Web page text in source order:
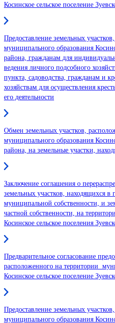
Косинское сельское поселение
Предоставление земельных
муниципального образования
района, гражданам для
ведения личного подсобного
пункта, садоводства, гражданам и
хозяйствам для осуществления
его деятельности
Обмен земельных участков,
муниципального образования
района, на земельные участки,
Заключение соглашения о
земельных участков, находящихся в
муниципальной собственности, и
частной собственности, на
Косинское сельское поселения
Предварительное согласование
расположенного на территории
Косинское сельское поселение
Предоставление земельных
муниципального образования